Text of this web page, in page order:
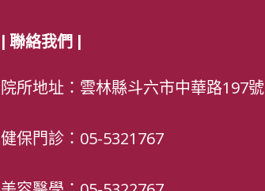
| 聯絡我們 |
院所地址：雲林縣斗六市中華路197號
健保門診：05-5321767